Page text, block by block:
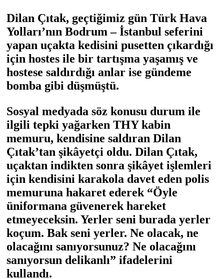
Dilan Çıtak, geçtiğimiz gün Türk Hava
Yolları’nın Bodrum – İstanbul seferini
yapan uçakta kedisini pusetten çıkardığı
için hostes ile bir tartışma yaşamış ve
hostese saldırdığı anlar ise gündeme
bomba gibi düşmüştü.
Sosyal medyada söz konusu durum ile
ilgili tepki yağarken THY kabin
memuru, kendisine saldıran Dilan
Çıtak’tan şikâyetçi oldu. Dilan Çıtak,
uçaktan indikten sonra şikâyet işlemleri
için kendisini karakola davet eden polis
memuruna hakaret ederek “Öyle
üniformana güvenerek hareket
etmeyeceksin. Yerler seni burada yerler
koçum. Bak seni yerler. Ne olacak, ne
olacağını sanıyorsunuz? Ne olacağını
sanıyorsun delikanlı” ifadelerini
kullandı.